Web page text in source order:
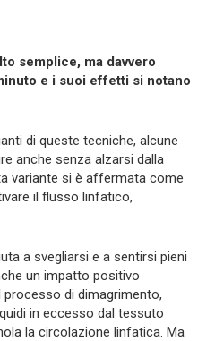
semplice, ma davvero
e i suoi effetti si notano
di queste tecniche, alcune
anche senza alzarsi dalla
variante si è affermata come
il flusso linfatico,
a svegliarsi e a sentirsi pieni
un impatto positivo
processo di dimagrimento,
in eccesso dal tessuto
la circolazione linfatica. Ma